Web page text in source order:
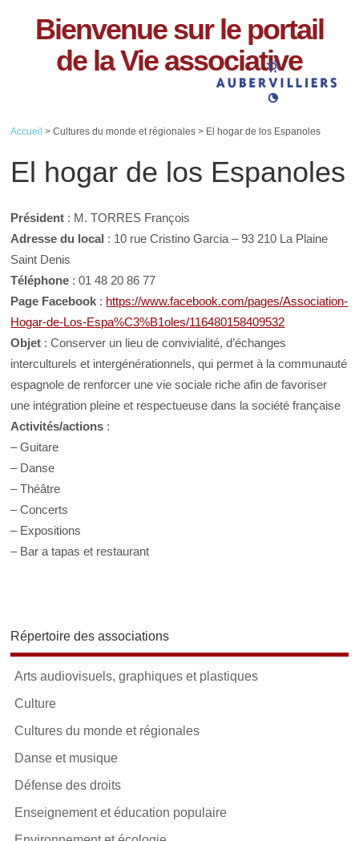
Bienvenue sur le portail
de la Vie associative
Accueil > Cultures du monde et régionales > El hogar de los Espanoles
El hogar de los Espanoles
Président : M. TORRES François
Adresse du local : 10 rue Cristino Garcia – 93 210 La Plaine
Saint Denis
Téléphone : 01 48 20 86 77
Page Facebook : https://www.facebook.com/pages/Association-
Hogar-de-Los-Espa%C3%B1oles/116480158409532
Objet : Conserver un lieu de convivialité, d’échanges
interculturels et intergénérationnels, qui permet à la communauté
espagnole de renforcer une vie sociale riche afin de favoriser
une intégration pleine et respectueuse dans la société française
Activités/actions :
– Guitare
– Danse
– Théâtre
– Concerts
– Expositions
– Bar a tapas et restaurant
Répertoire des associations
Arts audiovisuels, graphiques et plastiques
Culture
Cultures du monde et régionales
Danse et musique
Défense des droits
Enseignement et éducation populaire